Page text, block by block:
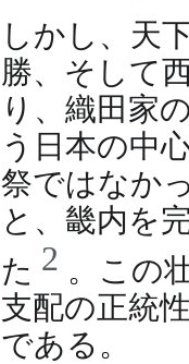
しかし、天
勝、そして
り、織田家
う日本の中
祭ではなか
と、畿内を
た 2 。この
支配の正統
である。